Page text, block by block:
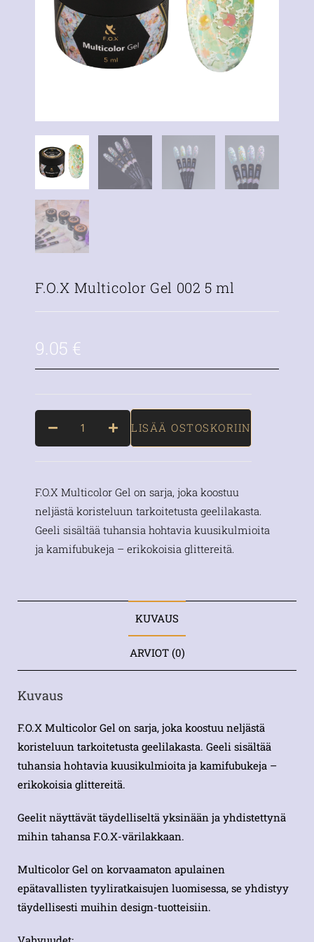
F.O.X Multicolor Gel 002 5 ml
9.05 €
LISÄÄ OSTOSKORIIN
F.O.X Multicolor Gel on sarja, joka koostuu
neljästä koristeluun tarkoitetusta geelilakasta.
Geeli sisältää tuhansia hohtavia kuusikulmioita
ja kamifubukeja – erikokoisia glittereitä.
KUVAUS
ARVIOT (0)
Kuvaus
F.O.X Multicolor Gel on sarja, joka koostuu neljästä
koristeluun tarkoitetusta geelilakasta. Geeli sisältää
tuhansia hohtavia kuusikulmioita ja kamifubukeja –
erikokoisia glittereitä.
Geelit näyttävät täydelliseltä yksinään ja yhdistettynä
mihin tahansa F.O.X-värilakkaan.
Multicolor Gel on korvaamaton apulainen
epätavallisten tyyliratkaisujen luomisessa, se yhdistyy
täydellisesti muihin design-tuotteisiin.